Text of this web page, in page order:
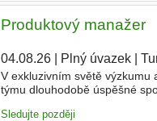
Produktový manažer
04.08.26| Plný úvazek|
V exkluzivním světě výzkumu
týmu dlouhodobě úspěšné
Sledujte později